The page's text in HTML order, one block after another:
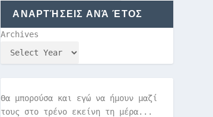
ΑΝΑΡΤΉΣΕΙΣ ΑΝΆ ΈΤΟΣ
Archives
Θα μπορούσα και εγώ να ήμουν μαζί
τους στο τρένο εκείνη τη μέρα...